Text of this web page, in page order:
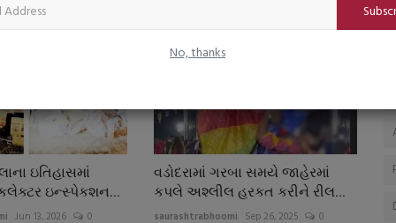
No, thanks
ઇતિહાસમાં
ઇન્સ્પેકશન...
Jun 13, 2026 0
વડોદરામાં ગરબા સમયે જાહેરમાં
કપલે અશ્લીલ હરકત કરીને રીલ...
saurashtrabhoomi Sep 26, 2025 0